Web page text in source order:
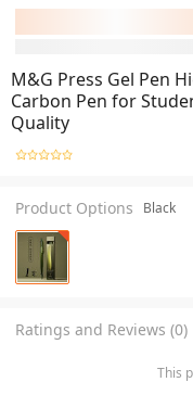
M&G Press Gel Pen
Carbon Pen for
Quality
Product Options Black
Ratings and Reviews (0)
This